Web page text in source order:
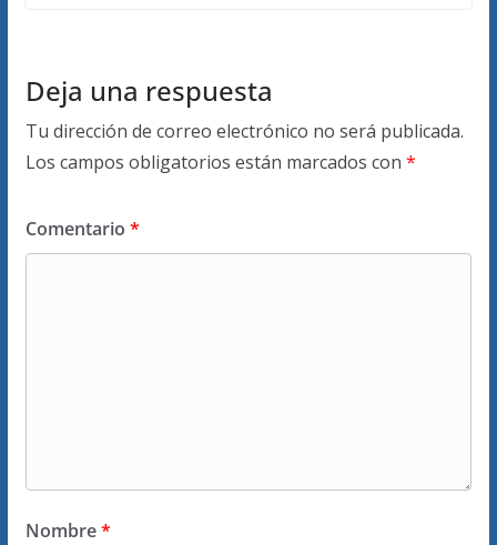
Deja una respuesta
Tu dirección de correo electrónico no será publicada.
Los campos obligatorios están marcados con *
Comentario *
Nombre*